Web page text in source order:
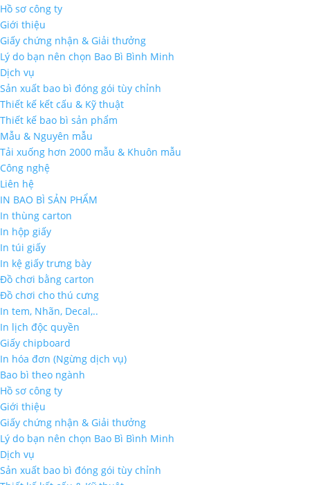
Hồ sơ công ty
Giới thiệu
Giấy chứng nhận & Giải thưởng
Lý do bạn nên chọn Bao Bì Bình Minh
Dịch vụ
Sản xuất bao bì đóng gói tùy chỉnh
Thiết kế kết cấu & Kỹ thuật
Thiết kế bao bì sản phẩm
Mẫu & Nguyên mẫu
Tải xuống hơn 2000 mẫu & Khuôn mẫu
Công nghệ
Liên hệ
IN BAO BÌ SẢN PHẨM
In thùng carton
In hộp giấy
In túi giấy
In kệ giấy trưng bày
Đồ chơi bằng carton
Đồ chơi cho thú cưng
In tem, Nhãn, Decal,..
In lịch độc quyền
Giấy chipboard
In hóa đơn (Ngừng dịch vụ)
Bao bì theo ngành
Hồ sơ công ty
Giới thiệu
Giấy chứng nhận & Giải thưởng
Lý do bạn nên chọn Bao Bì Bình Minh
Dịch vụ
Sản xuất bao bì đóng gói tùy chỉnh